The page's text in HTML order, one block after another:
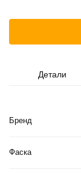
Детали
Бренд
Фаска